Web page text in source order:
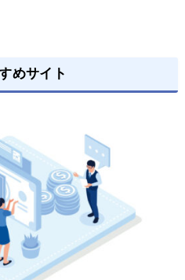
めサイト